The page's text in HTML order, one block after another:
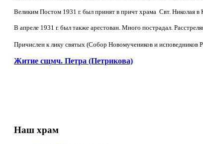
Великим Постом 1931 г. был принят в причт храма Свт. Николая в
В апреле 1931 г. был также арестован. Много пострадал.
Причислен к лику святых (Собор Новомучеников и исповедников
Житие сщмч. Петра (Петрикова)
Наш храм